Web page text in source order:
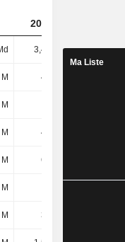
2023
3,47 Md 4,05 Md
445 M
446 M
625 M
355 M
Ma Liste